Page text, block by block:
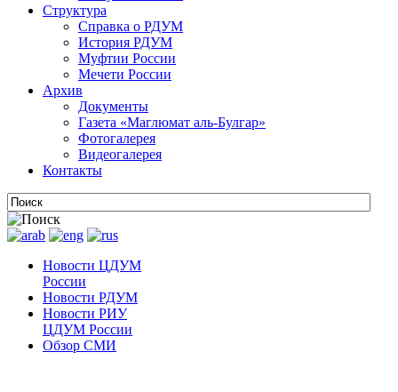
Структура
Справка о РДУМ
История РДУМ
Муфтии России
Мечети России
Архив
Документы
Газета «Маглюмат аль-Булгар»
Фотогалерея
Видеогалерея
Контакты
Новости ЦДУМ
России
Новости РДУМ
Новости РИУ
ЦДУМ России
Обзор СМИ